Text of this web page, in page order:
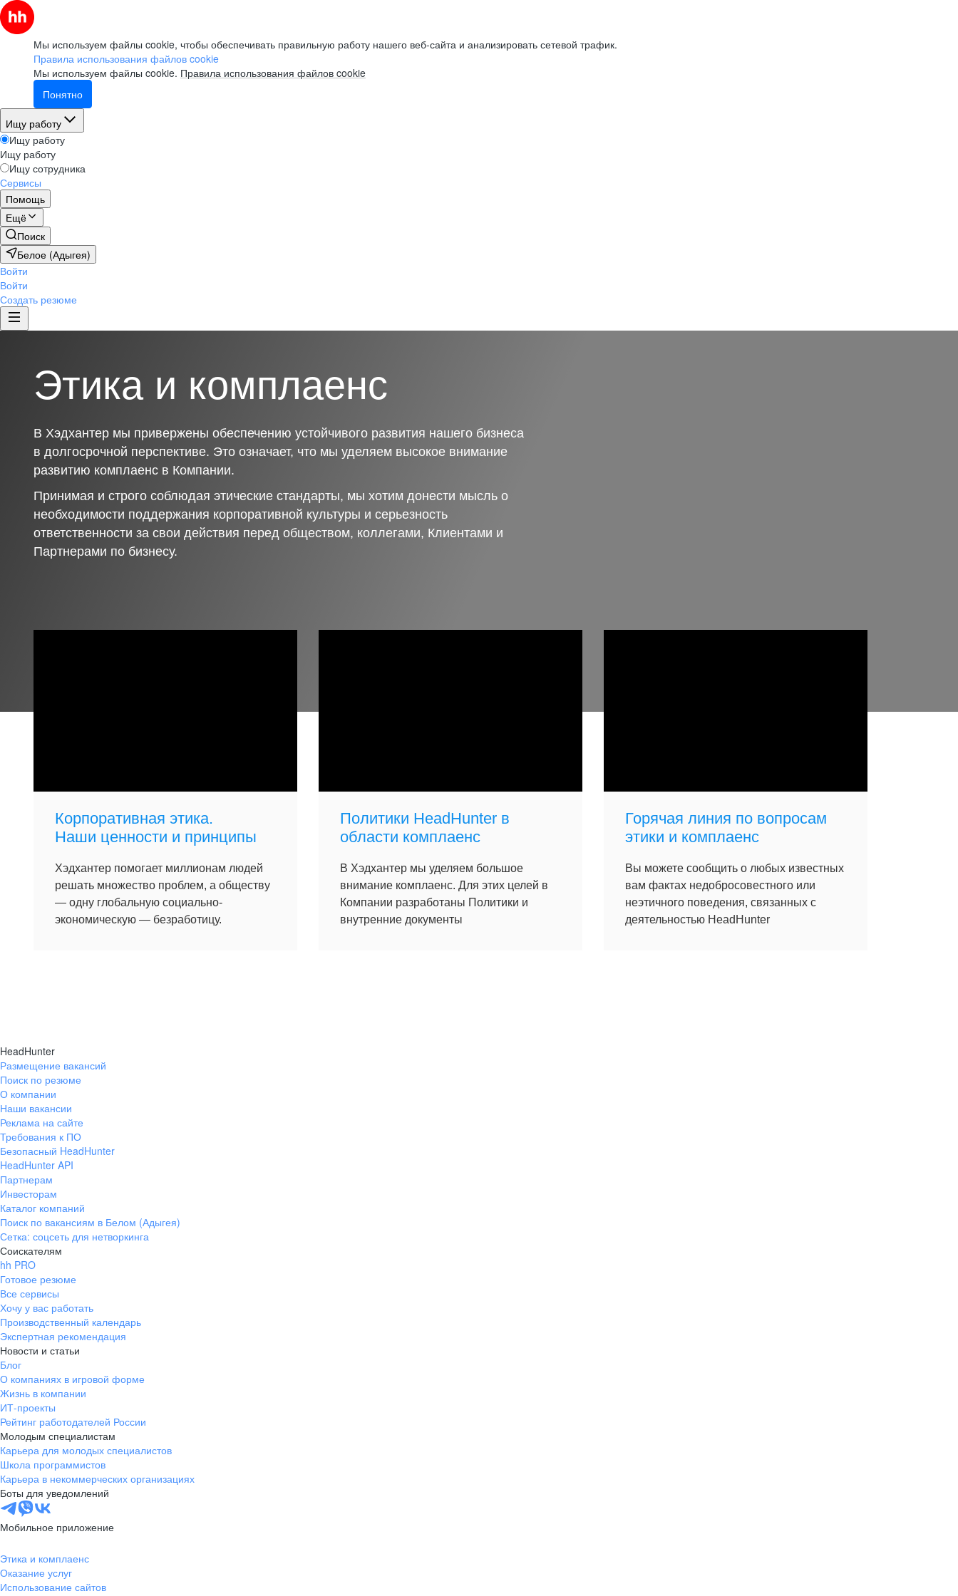
Мы используем файлы cookie, чтобы обеспечивать правильную работу нашего веб-сайта и анализировать сетевой трафик.
Правила использования файлов cookie
Мы используем файлы cookie. Правила использования файлов cookie
Понятно
Ищу работу
Ищу работу
Ищу работу
Ищу сотрудника
Сервисы
Помощь
Ещё
Поиск
Белое (Адыгея)
Войти
Войти
Создать резюме
Этика и комплаенс
В Хэдхантер мы привержены обеспечению устойчивого развития нашего бизнеса
в долгосрочной перспективе. Это означает, что мы уделяем высокое внимание
развитию комплаенс в Компании.
Принимая и строго соблюдая этические стандарты, мы хотим донести мысль о
необходимости поддержания корпоративной культуры и серьезность
ответственности за свои действия перед обществом, коллегами, Клиентами и
Партнерами по бизнесу.
Корпоративная этика.
Наши ценности и принципы
Хэдхантер помогает миллионам людей
решать множество проблем, а обществу
— одну глобальную социально-
экономическую — безработицу.
Политики HeadHunter в
области комплаенс
В Хэдхантер мы уделяем большое
внимание комплаенс. Для этих целей в
Компании разработаны Политики и
внутренние документы
Горячая линия по вопросам
этики и комплаенс
Вы можете сообщить о любых известных
вам фактах недобросовестного или
неэтичного поведения, связанных с
деятельностью HeadHunter
HeadHunter
Размещение вакансий
Поиск по резюме
О компании
Наши вакансии
Реклама на сайте
Требования к ПО
Безопасный HeadHunter
HeadHunter API
Партнерам
Инвесторам
Каталог компаний
Поиск по вакансиям в Белом (Адыгея)
Сетка: соцсеть для нетворкинга
Соискателям
hh PRO
Готовое резюме
Все сервисы
Хочу у вас работать
Производственный календарь
Экспертная рекомендация
Новости и статьи
Блог
О компаниях в игровой форме
Жизнь в компании
ИТ-проекты
Рейтинг работодателей России
Молодым специалистам
Карьера для молодых специалистов
Школа программистов
Карьера в некоммерческих организациях
Боты для уведомлений
Мобильное приложение
Этика и комплаенс
Оказание услуг
Использование сайтов